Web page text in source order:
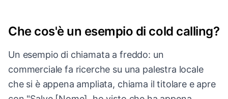
Che cos'è un esempio di cold calling?
Un esempio di chiamata a freddo: un
commerciale fa ricerche su una palestra locale
che si è appena ampliata, chiama il titolare e apre